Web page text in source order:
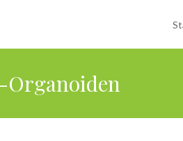
Organoiden